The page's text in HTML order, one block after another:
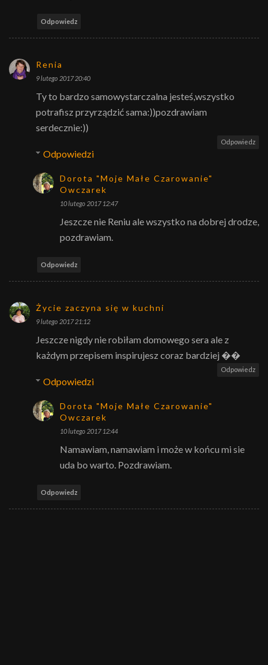
Odpowiedz
Renia
9 lutego 2017 20:40
Ty to bardzo samowystarczalna jesteś,wszystko
potrafisz przyrządzić sama:))pozdrawiam
serdecznie:))
Odpowiedz
Odpowiedzi
Dorota "Moje Małe Czarowanie"
Owczarek
10 lutego 2017 12:47
Jeszcze nie Reniu ale wszystko na dobrej drodze,
pozdrawiam.
Odpowiedz
Życie zaczyna się w kuchni
9 lutego 2017 21:12
Jeszcze nigdy nie robiłam domowego sera ale z
każdym przepisem inspirujesz coraz bardziej ��
Odpowiedz
Odpowiedzi
Dorota "Moje Małe Czarowanie"
Owczarek
10 lutego 2017 12:44
Namawiam, namawiam i może w końcu mi sie
uda bo warto. Pozdrawiam.
Odpowiedz